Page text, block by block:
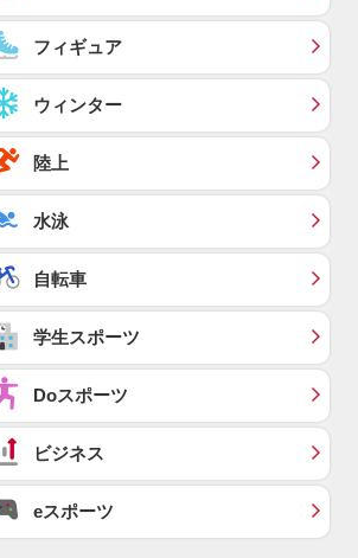
フィギュア
ウィンター
陸上
水泳
自転車
学生スポーツ
Doスポーツ
ビジネス
eスポーツ